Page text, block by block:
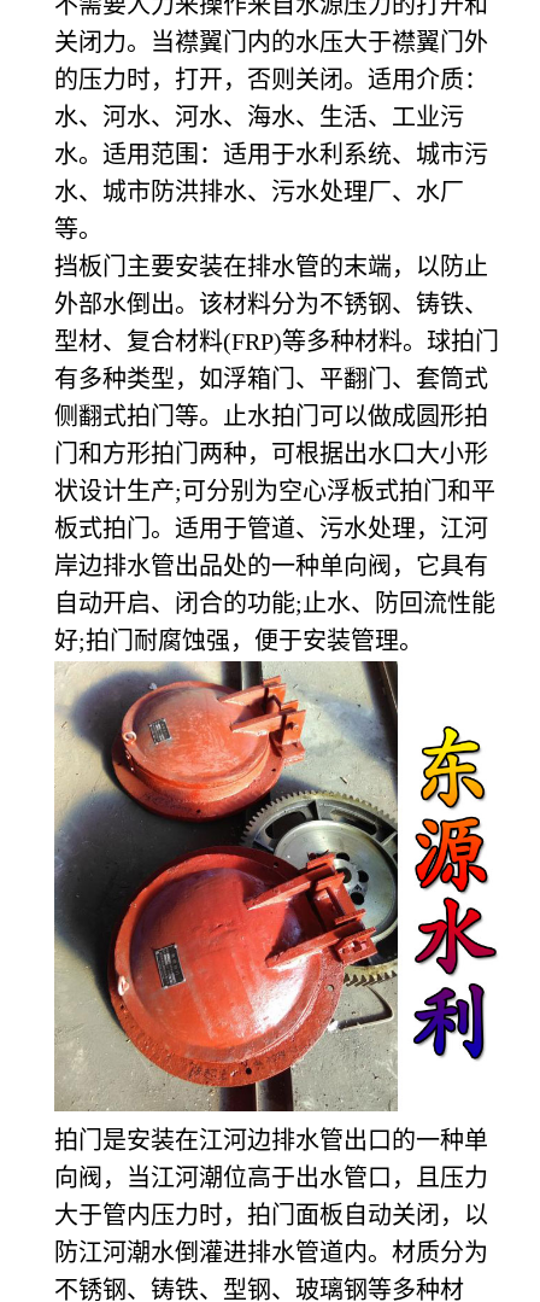
关闭力。当襟翼门内的水压大于襟翼门外
的压力时，打开，否则关闭。适用介质：
水、河水、河水、海水、生活、工业污
水。适用范围：适用于水利系统、城市污
水、城市防洪排水、污水处理厂、水厂
等。
挡板门主要安装在排水管的末端，以防止
外部水倒出。该材料分为不锈钢、铸铁、
型材、复合材料(FRP)等多种材料。球拍门
有多种类型，如浮箱门、平翻门、套筒式
侧翻式拍门等。止水拍门可以做成圆形拍
门和方形拍门两种，可根据出水口大小形
状设计生产;可分别为空心浮板式拍门和平
板式拍门。适用于管道、污水处理，江河
岸边排水管出品处的一种单向阀，它具有
自动开启、闭合的功能;止水、防回流性能
好;拍门耐腐蚀强，便于安装管理。
拍门是安装在江河边排水管出口的一种单
向阀，当江河潮位高于出水管口，且压力
大于管内压力时，拍门面板自动关闭，以
防江河潮水倒灌进排水管道内。材质分为
不锈钢、铸铁、型钢、玻璃钢等多种材